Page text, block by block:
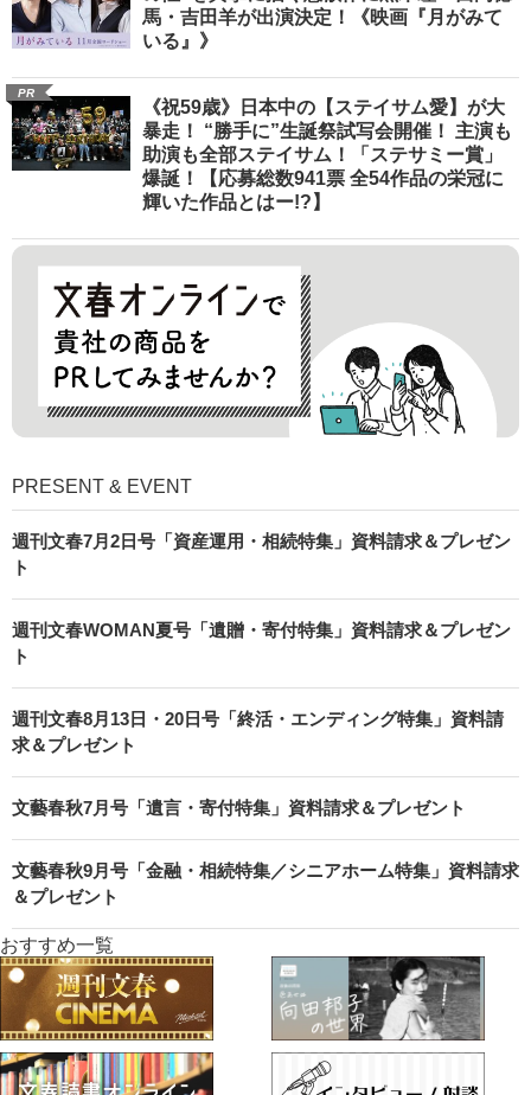
馬・吉田羊が出演決定！《映画『月がみて
いる』》
PR
《祝59歳》日本中の【ステイサム愛】が大
暴走！ “勝手に”生誕祭試写会開催！ 主演も
助演も全部ステイサム！「ステサミー賞」
爆誕！【応募総数941票 全54作品の栄冠に
輝いた作品とはー!?】
PRESENT & EVENT
週刊文春7月2日号「資産運用・相続特集」資料請求＆プレゼン
ト
週刊文春WOMAN夏号「遺贈・寄付特集」資料請求＆プレゼン
ト
週刊文春8月13日・20日号「終活・エンディング特集」資料請
求＆プレゼント
文藝春秋7月号「遺言・寄付特集」資料請求＆プレゼント
文藝春秋9月号「金融・相続特集／シニアホーム特集」資料請求
＆プレゼント
おすすめ一覧